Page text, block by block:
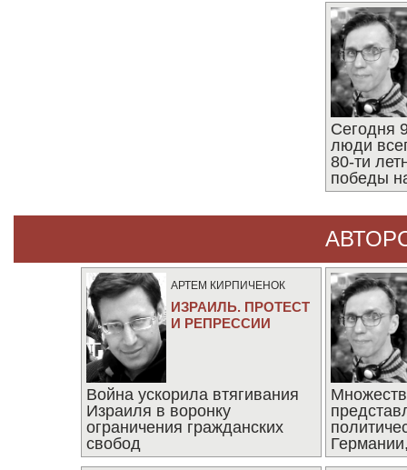
Сегодня
люди
80-ти
победы
АРТЕМ КИРПИЧЕНОК
ИЗРАИЛЬ. ПРОТЕСТ
И РЕПРЕССИИ
Война ускорила втягивания
Израиля в воронку
ограничения гражданских
свобод